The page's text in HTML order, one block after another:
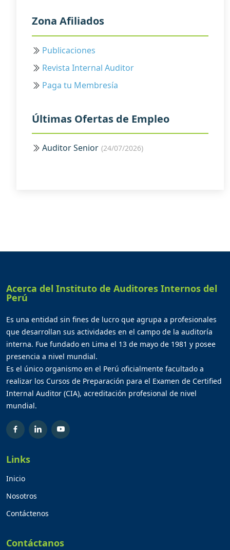
Zona Afiliados
Publicaciones
Revista Internal Auditor
Paga tu Membresía
Últimas Ofertas de Empleo
Auditor Senior (24/07/2026)
Acerca del Instituto de Auditores Internos del
Perú
Es una entidad sin fines de lucro que agrupa a profesionales
que desarrollan sus actividades en el campo de la auditoría
interna. Fue fundado en Lima el 13 de mayo de 1981 y posee
presencia a nivel mundial.
Es el único organismo en el Perú oficialmente facultado a
realizar los Cursos de Preparación para el Examen de Certified
Internal Auditor (CIA), acreditación profesional de nivel
mundial.
Links
Inicio
Nosotros
Contáctenos
Contáctanos